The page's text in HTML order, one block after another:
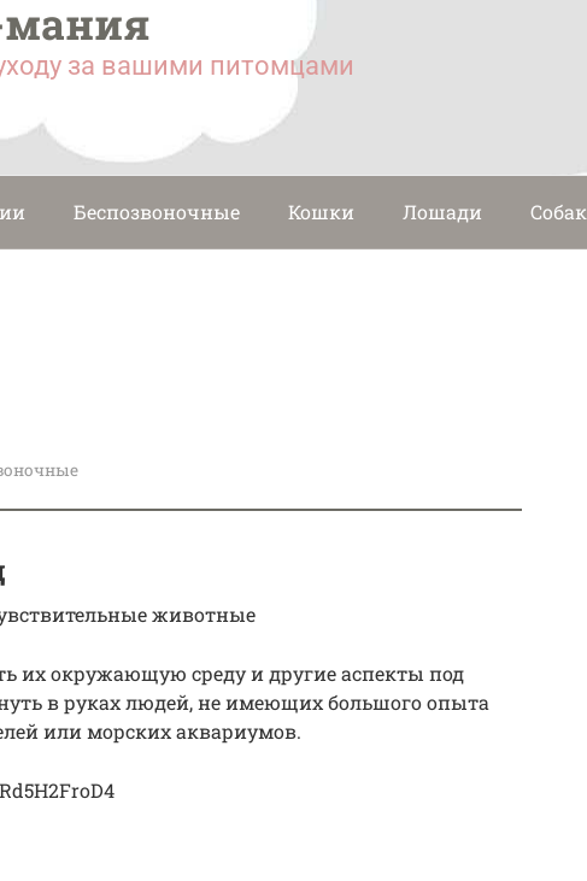
за вашими питомцами
Беспозвоночные Кошки Лошади
животные
их окружающую среду и другие аспекты под
в руках людей, не имеющих большого опыта
или морских аквариумов.